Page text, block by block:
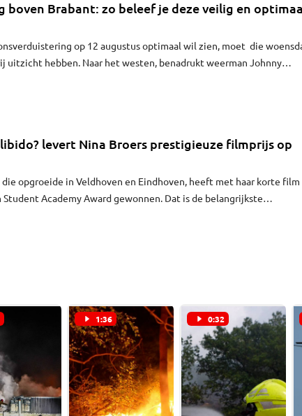
boven Brabant: zo beleef je deze veilig en
op 12 augustus optimaal wil zien, moet die
uitzicht hebben. Naar het westen, benadrukt weerman Johnny
levert Nina Broers prestigieuze filmprijs op
die opgroeide in Veldhoven en Eindhoven, heeft met haar korte film
Student Academy Award gewonnen. Dat is de belangrijkste
1:36 0:32